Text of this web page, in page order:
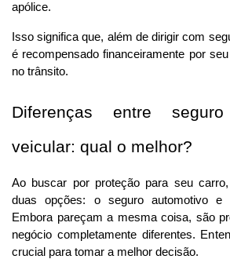
apólice.
Isso significa que, além de dirigir com
é recompensado financeiramente por
no trânsito.
Diferenças entre
veicular: qual o melhor?
Ao buscar por proteção para seu
duas opções: o seguro automotivo e
Embora pareçam a mesma coisa, são
negócio completamente diferentes.
crucial para tomar a melhor decisão.